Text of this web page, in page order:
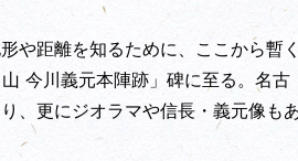
や距離を知るために、ここから暫く
今川義元本陣跡」碑に至る。名古
、更にジオラマや信長・義元像も